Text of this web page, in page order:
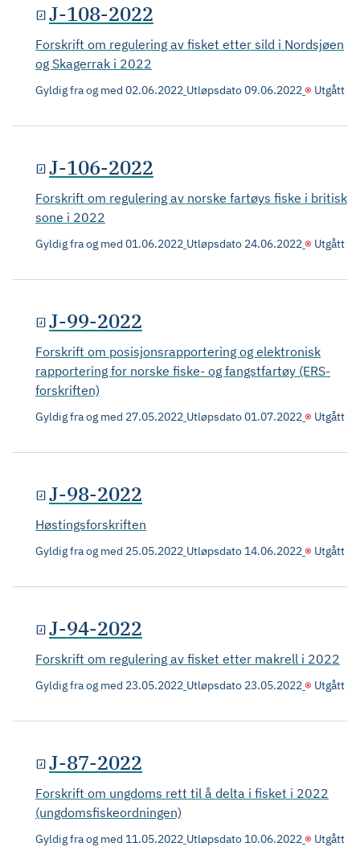
J-108-2022
Forskrift om regulering av fisket etter sild i Nordsjøen
og Skagerrak i 2022
Gyldig fra og med 02.06.2022 Utløpsdato09.06.2022 Utgått
J-106-2022
Forskrift om regulering av norske fartøys fiske i britisk
sone i 2022
Gyldig fra og med 01.06.2022 Utløpsdato 24.06.2022 Utgått
J-99-2022
Forskrift om posisjonsrapportering og elektronisk
rapportering for norske fiske- og fangstfartøy (ERS-
forskriften)
Gyldig fra og med 27.05.2022 Utløpsdato01.07.2022 Utgått
J-98-2022
Høstingsforskriften
Gyldig fra og med 25.05.2022 Utløpsdato 14.06.2022 Utgått
J-94-2022
Forskrift om regulering av fisket etter makrell i 2022
Gyldig fra og med 23.05.2022 Utløpsdato 23.05.2022 Utgått
J-87-2022
Forskrift om ungdoms rett til å delta i fisket i 2022
(ungdomsfiskeordningen)
Gyldig fra og med 11.05.2022 Utløpsdato 10.06.2022 Utgått